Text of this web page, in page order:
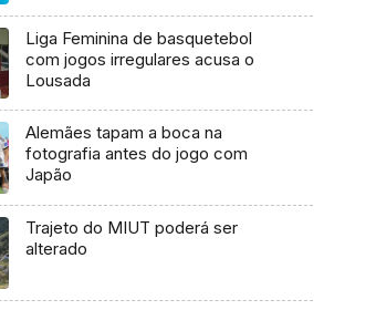
Liga Feminina de basquetebol
com jogos irregulares acusa o
Lousada
Alemães tapam a boca na
fotografia antes do jogo com
Japão
Trajeto do MIUT poderá ser
alterado